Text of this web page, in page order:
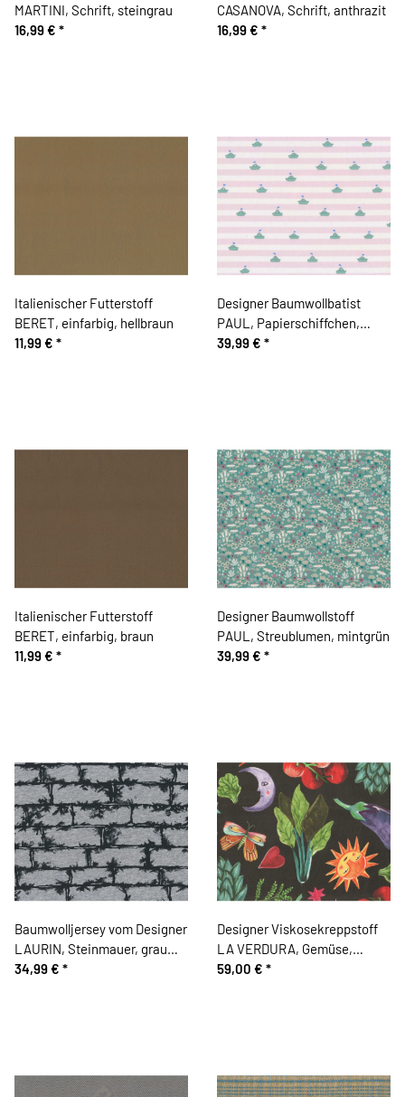
MARTINI, Schrift, steingrau
16,99 € *
CASANOVA, Schrift, anthrazit
16,99 € *
Italienischer Futterstoff
BERET, einfarbig, hellbraun
11,99 € *
Designer Baumwollbatist
PAUL, Papierschiffchen,
mintgrün-rosa
39,99 € *
Italienischer Futterstoff
BERET, einfarbig, braun
11,99 € *
Designer Baumwollstoff
PAUL, Streublumen, mintgrün
39,99 € *
Baumwolljersey vom Designer
LAURIN, Steinmauer, grau
meliert-schwarz
34,99 € *
Designer Viskosekreppstoff
LA VERDURA, Gemüse,
schwarz
59,00 € *